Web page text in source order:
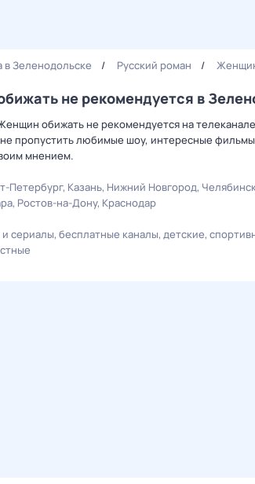
Зеленодольске Русский роман
не рекомендуется в
обижать не рекомендуется на
пропустить любимые шоу, интересные
мнением.
Петербург Казань Нижний Новгород
Ростов-на-Дону Краснодар
и сериалы бесплатные каналы детские